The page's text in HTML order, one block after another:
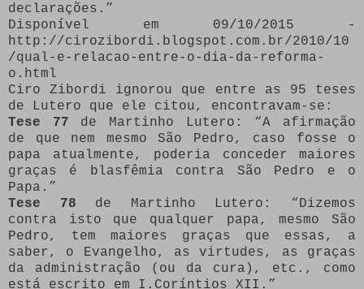
declarações.”
Disponível em 09/10/2015 -
http://cirozibordi.blogspot.com.br/2010/10
/qual-e-relacao-entre-o-dia-da-reforma-
o.html
Ciro Zibordi ignorou que entre as 95 teses
de Lutero que ele citou, encontravam-se:
Tese 77 de Martinho Lutero: “A afirmação
de que nem mesmo São Pedro, caso fosse o
papa atualmente, poderia conceder maiores
graças é blasfêmia contra São Pedro e o
Papa.”
Tese 78 de Martinho Lutero: “Dizemos
contra isto que qualquer papa, mesmo São
Pedro, tem maiores graças que essas, a
saber, o Evangelho, as virtudes, as graças
da administração (ou da cura), etc., como
está escrito em I.Coríntios XII.”